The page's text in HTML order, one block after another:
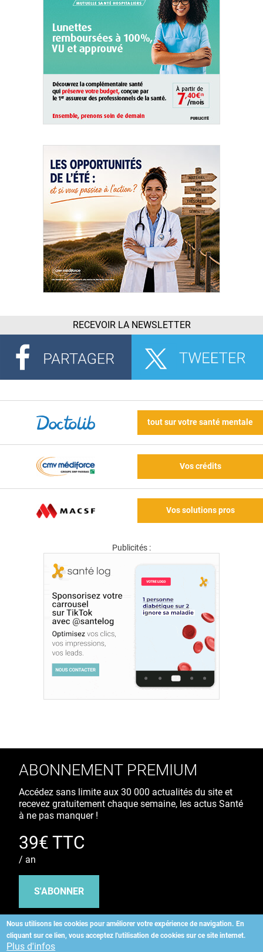
RECEVOIR LA NEWSLETTER
tout sur votre santé mentale
Vos crédits
Vos solutions pros
Publicités :
Nous utilisons les cookies pour améliorer votre expérience de navigation. En
cliquant sur ce lien, vous acceptez l'utilisation de cookies sur ce site internet.
Plus d'infos
ABONNEMENT PREMIUM
Accédez sans limite aux 30 000 actualités du site et
recevez gratuitement chaque semaine, les actus Santé
à ne pas manquer !
39€ TTC
/ an
S'ABONNER
Copyright©2026 ALLIEDHEALTH